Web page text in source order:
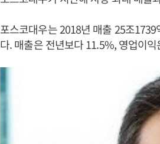
포스코대우는 2018년 매출 25조
다. 매출은 전년보다 11.5%, 영업이